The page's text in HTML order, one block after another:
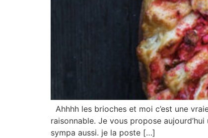
Ahhhh les brioches et moi c’est une
raisonnable. Je vous propose
sympa aussi. je la poste […]